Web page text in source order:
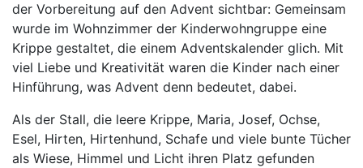
der Vorbereitung auf den Advent sichtbar: Gemeinsam
wurde im Wohnzimmer der Kinderwohngruppe eine
Krippe gestaltet, die einem Adventskalender glich. Mit
viel Liebe und Kreativität waren die Kinder nach einer
Hinführung, was Advent denn bedeutet, dabei.
Als der Stall, die leere Krippe, Maria, Josef, Ochse,
Esel, Hirten, Hirtenhund, Schafe und viele bunte Tücher
als Wiese, Himmel und Licht ihren Platz gefunden